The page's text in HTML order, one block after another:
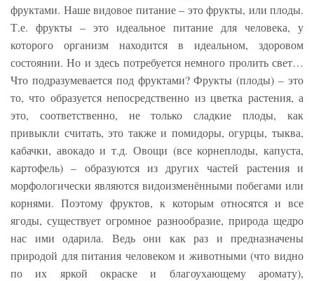
фруктами. Наше видовое питание – это фрукты, или плоды.
Т.е. фрукты – это идеальное питание для человека, у
которого организм находится в идеальном, здоровом
состоянии. Но и здесь потребуется немного пролить свет…
Что подразумевается под фруктами? Фрукты (плоды) – это
то, что образуется непосредственно из цветка растения, а
это, соответственно, не только сладкие плоды, как
привыкли считать, это также и помидоры, огурцы, тыква,
кабачки, авокадо и т.д. Овощи (все корнеплоды, капуста,
картофель) – образуются из других частей растения и
морфологически являются видоизменёнными побегами или
корнями. Поэтому фруктов, к которым относятся и все
ягоды, существует огромное разнообразие, природа щедро
нас ими одарила. Ведь они как раз и предназначены
природой для питания человеком и животными (что видно
по их яркой окраске и благоухающему аромату),